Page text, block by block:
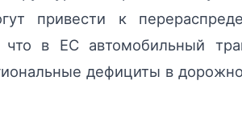
привести к
в ЕС автомобильный
дефициты в